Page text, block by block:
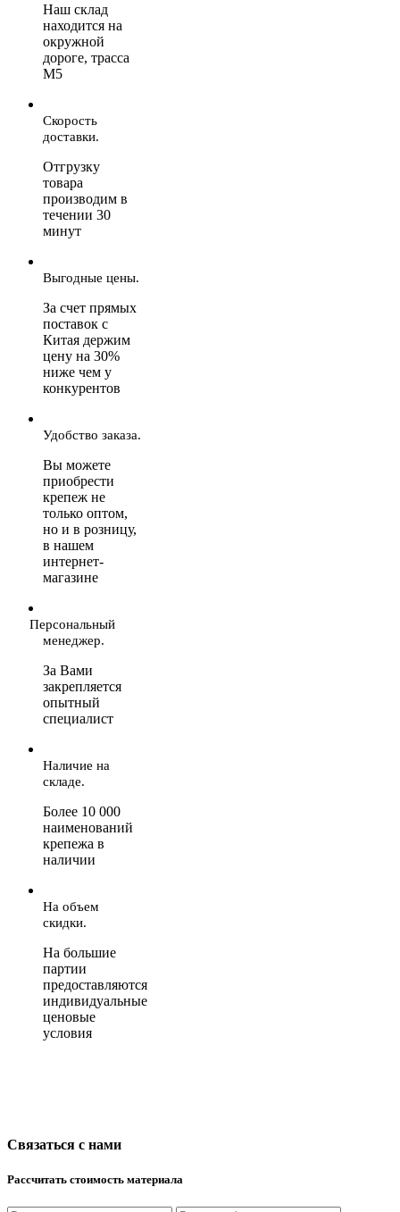
Наш склад
находится на
окружной
дороге, трасса
М5
Скорость
доставки.
Отгрузку
товара
производим в
течении 30
минут
Выгодные цены.
За счет прямых
поставок с
Китая держим
цену на 30%
ниже чем у
конкурентов
Удобство заказа.
Вы можете
приобрести
крепеж не
только оптом,
но и в розницу,
в нашем
интернет-
магазине
Персональный
менеджер.
За Вами
закрепляется
опытный
специалист
Наличие на
складе.
Более 10 000
наименований
крепежа в
наличии
На объем
скидки.
На большие
партии
предоставляются
индивидуальные
ценовые
условия
Связаться с нами
Рассчитать стоимость материала